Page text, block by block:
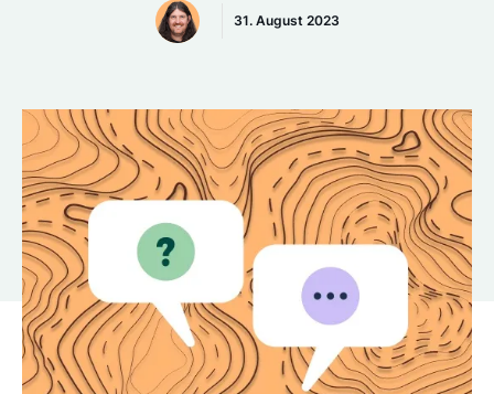
31. August 2023